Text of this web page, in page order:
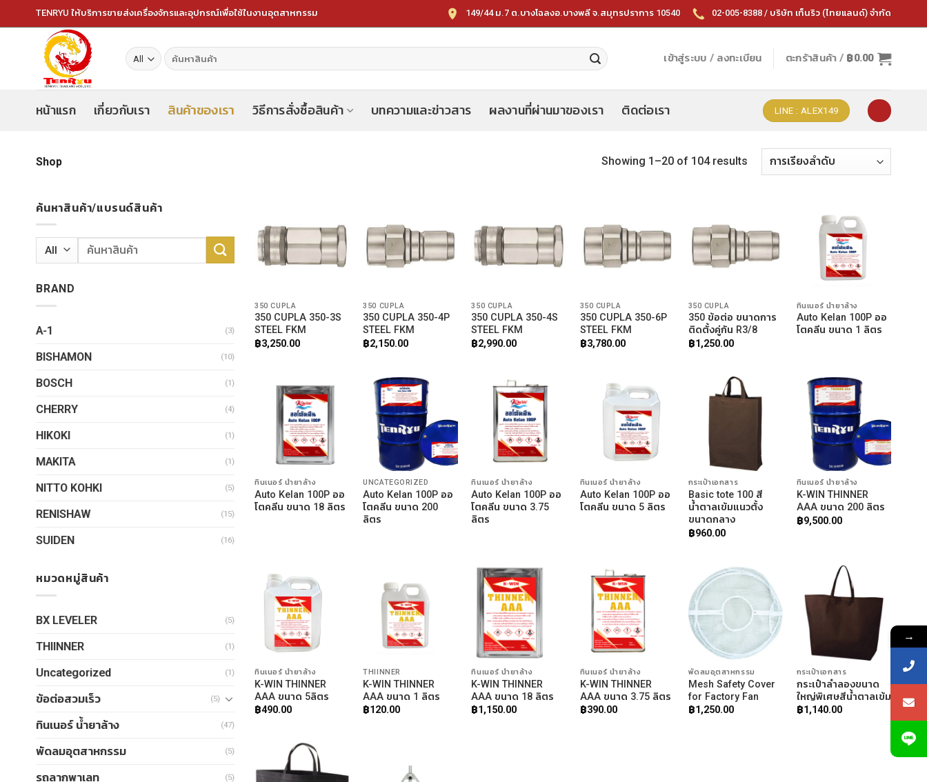
to
TENRYU ให้บริการขายส่งเครื่องจักรและอุปกรณ์เพื่อใช้ในงานอุตสาหกรรม 149/44 ม.7 ต.บางโฉลงอ.บางพลี จ.สมุทรปราการ 10540 02-005-8388 / บริษัท เท็นริว (ไทยแลนด์) จำกัด
ค้นหา: เข้าสู่ระบบ / ลงทะเบียน ตะกร้าสินค้า / ฿0.00
หน้าแรก เกี่ยวกับเรา สินค้าของเรา วิธีการสั่งซื้อสินค้า บทความและข่าวสาร ผลงานที่ผ่านมาของเรา ติดต่อเรา LINE : ALEX149
Shop Showing 1–20 of 104 results
ค้นหาสินค้า/แบรนด์สินค้า
ค้นหา:
BRAND
A-1 (3)
BISHAMON (10)
BOSCH (1)
CHERRY (4)
HIKOKI (1)
MAKITA (1)
NITTO KOHKI (5)
RENISHAW (15)
SUIDEN (16)
หมวดหมู่สินค้า
BX LEVELER (5)
THIINNER (1)
Uncategorized (1)
ข้อต่อสวมเร็ว (5)
ทินเนอร์ น้ำยาล้าง (47)
พัดลมอุตสาหกรรม (5)
รถลากพาเลท (5)
350 CUPLA
350 CUPLA 350-3S
STEEL FKM
฿3,250.00
350 CUPLA
350 CUPLA 350-4P
STEEL FKM
฿2,150.00
350 CUPLA
350 CUPLA 350-4S
STEEL FKM
฿2,990.00
350 CUPLA
350 CUPLA 350-6P
STEEL FKM
฿3,780.00
350 CUPLA
350 ข้อต่อ ขนาดการ
ติดตั้งคู่กัน R3/8
฿1,250.00
ทินเนอร์ น้ำยาล้าง
Auto Kelan 100P ออ
โตคลีน ขนาด 1 ลิตร
ทินเนอร์ น้ำยาล้าง
Auto Kelan 100P ออ
โตคลีน ขนาด 18 ลิตร
UNCATEGORIZED
Auto Kelan 100P ออ
โตคลีน ขนาด 200
ลิตร
ทินเนอร์ น้ำยาล้าง
Auto Kelan 100P ออ
โตคลีน ขนาด 3.75
ลิตร
ทินเนอร์ น้ำยาล้าง
Auto Kelan 100P ออ
โตคลีน ขนาด 5 ลิตร
กระเป๋าเอกสาร
Basic tote 100 สี
น้ำตาลเข้มแนวตั้ง
ขนาดกลาง
฿960.00
ทินเนอร์ น้ำยาล้าง
K-WIN THINNER
AAA ขนาด 200 ลิตร
฿9,500.00
ทินเนอร์ น้ำยาล้าง
K-WIN THINNER
AAA ขนาด 5ลิตร
฿490.00
THIINNER
K-WIN THINNER
AAA ขนาด 1 ลิตร
฿120.00
ทินเนอร์ น้ำยาล้าง
K-WIN THINNER
AAA ขนาด 18 ลิตร
฿1,150.00
ทินเนอร์ น้ำยาล้าง
K-WIN THINNER
AAA ขนาด 3.75 ลิตร
฿390.00
พัดลมอุตสาหกรรม
Mesh Safety Cover
for Factory Fan
฿1,250.00
กระเป๋าเอกสาร
กระเป๋าลำลองขนาด
ใหญ่พิเศษสีน้ำตาลเข้ม
฿1,140.00
→